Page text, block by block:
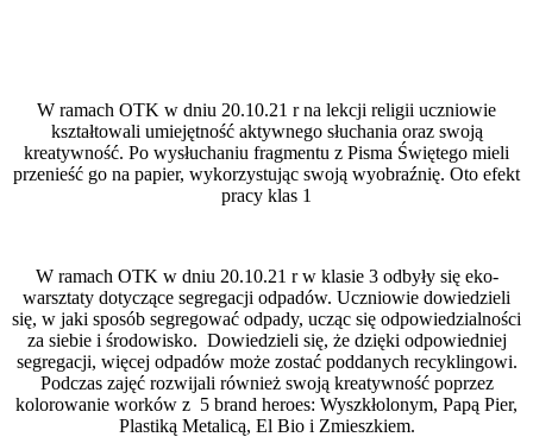
W ramach OTK w dniu 20.10.21 r na lekcji religii uczniowie
kształtowali umiejętność aktywnego słuchania oraz swoją
kreatywność. Po wysłuchaniu fragmentu z Pisma Świętego mieli
przenieść go na papier, wykorzystując swoją wyobraźnię. Oto efekt
pracy klas 1
W ramach OTK w dniu 20.10.21 r w klasie 3 odbyły się eko-
warsztaty dotyczące segregacji odpadów. Uczniowie dowiedzieli
się, w jaki sposób segregować odpady, ucząc się odpowiedzialności
za siebie i środowisko. Dowiedzieli się, że dzięki odpowiedniej
segregacji, więcej odpadów może zostać poddanych recyklingowi.
Podczas zajęć rozwijali również swoją kreatywność poprzez
kolorowanie worków z 5 brand heroes: Wyszkłolonym, Papą Pier,
Plastiką Metalicą, El Bio i Zmieszkiem.